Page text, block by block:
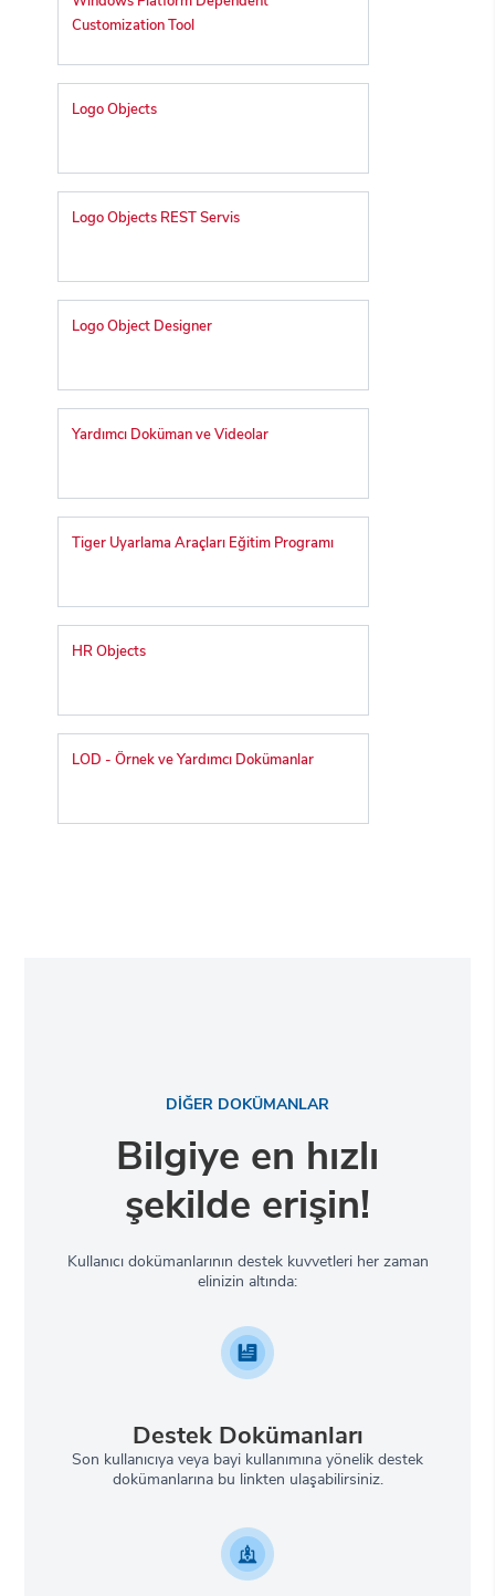
Customization Tool
Logo Objects
Logo Objects REST Servis
Logo Object Designer
Yardımcı Doküman ve Videolar
Tiger Uyarlama Araçları Eğitim Programı
HR Objects
LOD - Örnek ve Yardımcı Dokümanlar
DİĞER DOKÜMANLAR
Bilgiye en hızlı
şekilde erişin!
Kullanıcı dokümanlarının destek kuvvetleri her zaman
elinizin altında:
Destek Dokümanları
Son kullanıcıya veya bayi kullanımına yönelik destek
dokümanlarına bu linkten ulaşabilirsiniz.